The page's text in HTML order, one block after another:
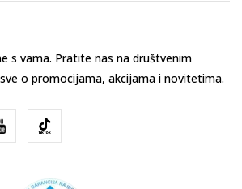
s vama. Pratite nas na društvenim
o promocijama, akcijama i novitetima.